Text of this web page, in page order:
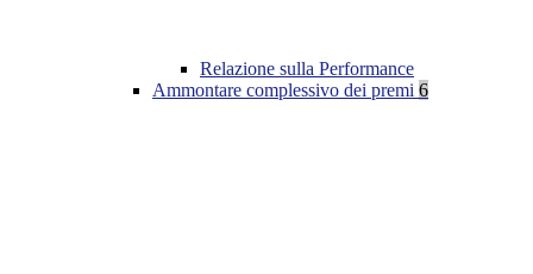
Relazione sulla Performance
Ammontare complessivo dei premi 6